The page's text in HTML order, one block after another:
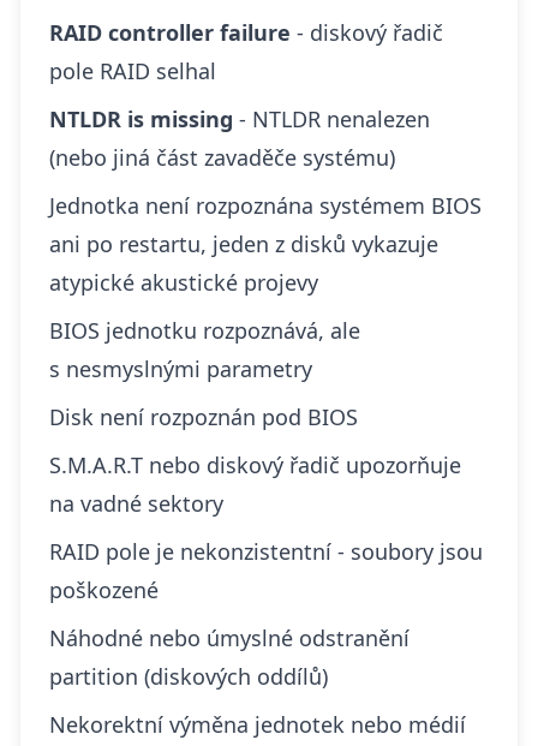
RAID controller failure - diskový řadič
pole RAID selhal
NTLDR is missing - NTLDR nenalezen
(nebo jiná část zavaděče systému)
Jednotka není rozpoznána systémem BIOS
ani po restartu, jeden z disků vykazuje
atypické akustické projevy
BIOS jednotku rozpoznává, ale
s nesmyslnými parametry
Disk není rozpoznán pod BIOS
S.M.A.R.T nebo diskový řadič upozorňuje
na vadné sektory
RAID pole je nekonzistentní - soubory jsou
poškozené
Náhodné nebo úmyslné odstranění
partition (diskových oddílů)
Nekorektní výměna jednotek nebo médií